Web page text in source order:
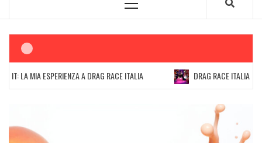
Primary
MIA ESPERIENZA A DRAG RACE ITALIA DRAG RACE ITALIA: LE